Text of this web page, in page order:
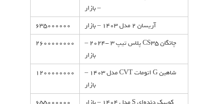
– بازار
آریسان 2 مدل 1403 – بازار
635000000
چانگان CS35 پلاس تیپ 3 -2024 –
بازار
2600000000
شاهین G اتومات CVT مدل 1403 –
بازار
1200000000